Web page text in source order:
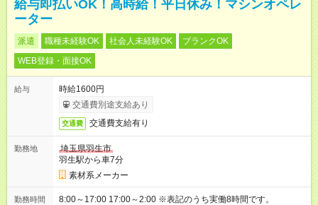
給与即払いOK！高時給！平日休み！マシンオペレ
ーター
派遣 職種未経験OK 社会人未経験OK
ブランクOK
WEB登録・面接OK
給与
時給1600円
交通費別途支給あり
交通費 交通費支給有り
勤務地
埼玉県羽生市
羽生駅から車7分
素材系メーカー
勤務時間 8:00～17:00 17:00～2:00 ※表記のうち実働8時間です。